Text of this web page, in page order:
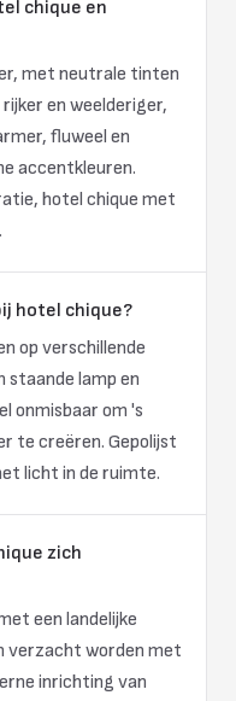
chique en
met neutrale tinten
en weelderiger,
fluweel en
accentkleuren.
hotel chique met
hotel chique?
op verschillende
staande lamp en
onmisbaar om 's
te creëren. Gepolijst
licht in de ruimte.
zich
een landelijke
verzacht worden met
inrichting van